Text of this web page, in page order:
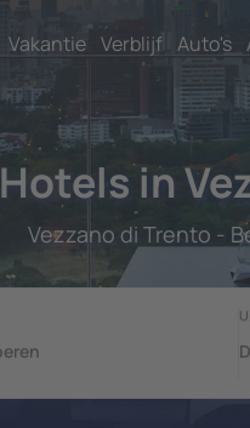
Vakantie Verblijf Auto's
Hotels in
Vezzano di Trento -